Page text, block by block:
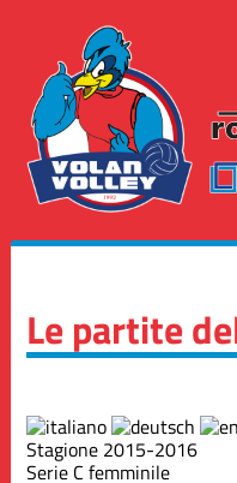
Le partite
Stagione 2015-2016
Serie C femminile